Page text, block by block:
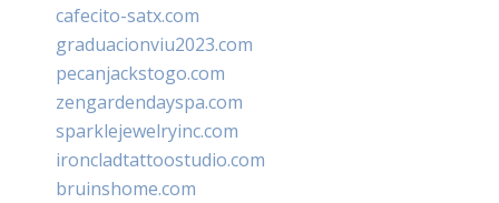
cafecito-satx.com
graduacionviu2023.com
pecanjackstogo.com
zengardendayspa.com
sparklejewelryinc.com
ironcladtattoostudio.com
bruinshome.com